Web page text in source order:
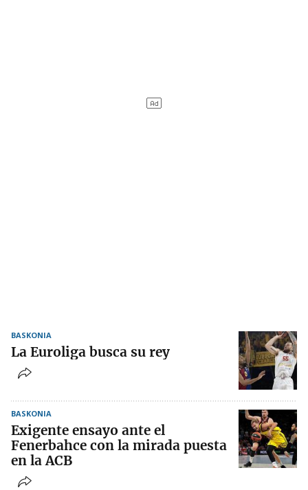
BASKONIA
La Euroliga busca su rey
BASKONIA
Exigente ensayo ante el
Fenerbahce con la mirada puesta
en la ACB